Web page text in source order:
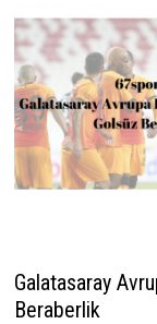
Galatasaray
Beraberlik